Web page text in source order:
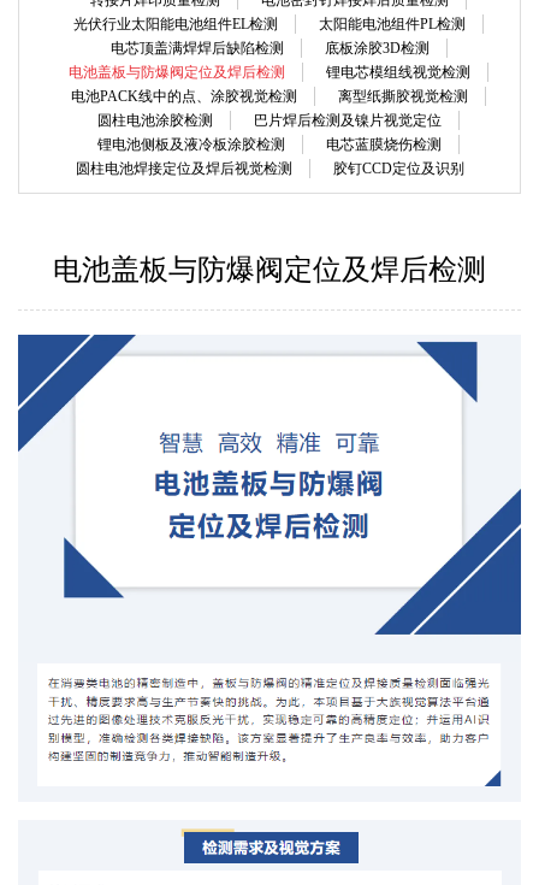
光伏行业太阳能电池组件EL检测
太阳能电池组件PL检测
电芯顶盖满焊焊后缺陷检测
底板涂胶3D检测
电池盖板与防爆阀定位及焊后检测
锂电芯模组线视觉检测
电池PACK线中的点、涂胶视觉检测
离型纸撕胶视觉检测
圆柱电池涂胶检测
巴片焊后检测及镍片视觉定位
锂电池侧板及液冷板涂胶检测
电芯蓝膜烧伤检测
圆柱电池焊接定位及焊后视觉检测
胶钉CCD定位及识别
电池盖板与防爆阀定位及焊后检测